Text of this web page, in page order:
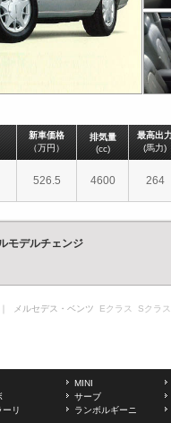
新車価格
（万円）
排気量
(cc)
最高出
(馬力)
526.5 4600 264
モデルチェンジ
メルセデス・ベンツ Eクラス Sクラス
MINI
サーブ
ーリ ランボルギーニ